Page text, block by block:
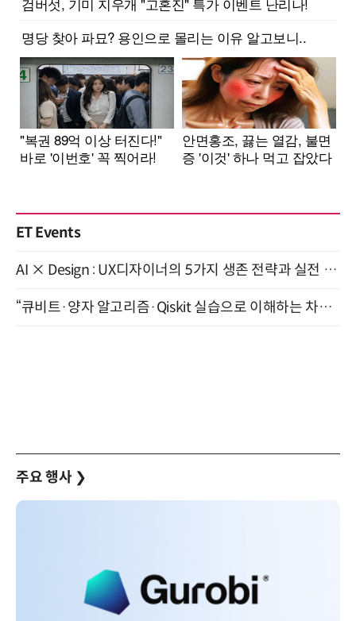
ET Events
AI × Design : UX디자이너의 5가지 생존 전략과 실전 대응 8월 28일 개최
“큐비트·양자 알고리즘·Qiskit 실습으로 이해하는 차세대 컴퓨팅” (8/28)
주요 행사 ❯